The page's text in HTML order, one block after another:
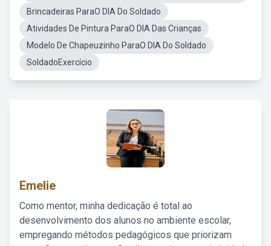
Brincadeiras ParaO DIA Do Soldado
Atividades De Pintura ParaO DIA Das Crianças
Modelo De Chapeuzinho ParaO DIA Do Soldado
SoldadoExercício
Emelie
Como mentor, minha dedicação é total ao
desenvolvimento dos alunos no ambiente escolar,
empregando métodos pedagógicos que priorizam